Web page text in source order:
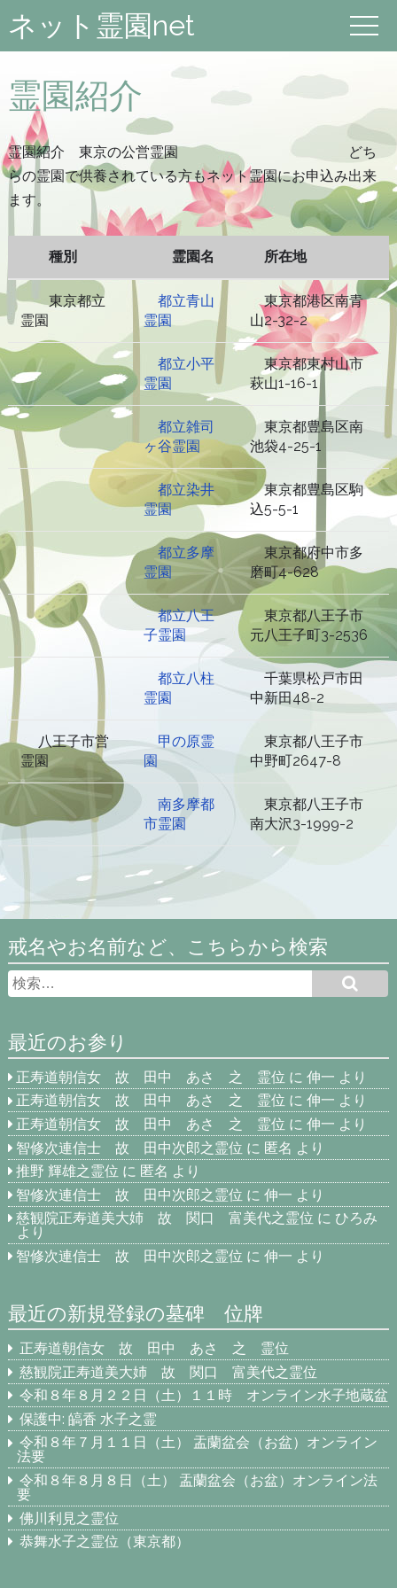
ネット霊園net
霊園紹介
霊園紹介 東京の公営霊園 どち
らの霊園で供養されている方もネット霊園にお申込み出来
ます。
種別 霊園名 所在地
東京都立
霊園
都立青山
霊園
東京都港区南青
山2-32-2
都立小平
霊園
東京都東村山市
萩山1-16-1
都立雑司
ヶ谷霊園
東京都豊島区南
池袋4-25-1
都立染井
霊園
東京都豊島区駒
込5-5-1
都立多摩
霊園
東京都府中市多
磨町4-628
都立八王
子霊園
東京都八王子市
元八王子町3-2536
都立八柱
霊園
千葉県松戸市田
中新田48-2
八王子市営
霊園
甲の原霊
園
東京都八王子市
中野町2647-8
南多摩都
市霊園
東京都八王子市
南大沢3-1999-2
戒名やお名前など、こちらから検索
最近のお参り
正寿道朝信女 故 田中 あさ 之 霊位 に伸一 より
正寿道朝信女 故 田中 あさ 之 霊位 に伸一 より
正寿道朝信女 故 田中 あさ 之 霊位 に伸一 より
智修次連信士 故 田中次郎之霊位 に 匿名 より
推野 輝雄之霊位 に 匿名 より
智修次連信士 故 田中次郎之霊位 に伸一 より
慈観院正寿道美大姉 故 関口 富美代之霊位 に ひろみ
より
智修次連信士 故 田中次郎之霊位 に伸一 より
最近の新規登録の墓碑 位牌
正寿道朝信女 故 田中 あさ 之 霊位
慈観院正寿道美大姉 故 関口 富美代之霊位
令和８年８月２２日（土）１１時 オンライン水子地蔵盆
保護中: 皜香 水子之霊
令和８年７月１１日（土） 盂蘭盆会（お盆）オンライン
法要
令和８年８月８日（土） 盂蘭盆会（お盆）オンライン法
要
佛川利見之霊位
恭舞水子之霊位（東京都）